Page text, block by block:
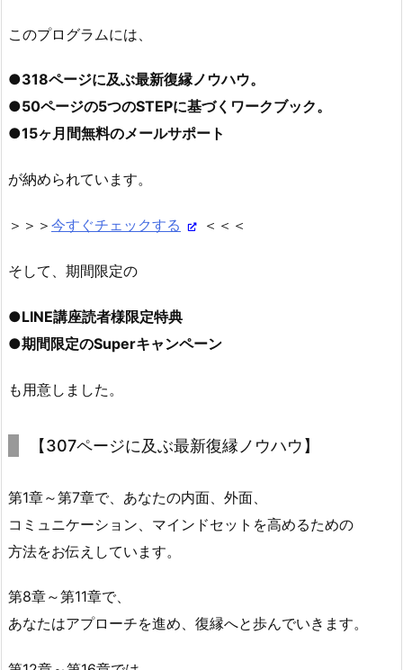
このプログラムには、
●318ページに及ぶ最新復縁ノウハウ。
●50ページの5つのSTEPに基づくワークブック。
●15ヶ月間無料のメールサポート
が納められています。
＞＞＞ 今すぐチェックする ＜＜＜
そして、期間限定の
●LINE講座読者様限定特典
●期間限定のSuperキャンペーン
も用意しました。
【307ページに及ぶ最新復縁ノウハウ】
第1章～第7章で、あなたの内面、外面、
コミュニケーション、マインドセットを高めるための
方法をお伝えしています。
第8章～第11章で、
あなたはアプローチを進め、復縁へと歩んでいきます。